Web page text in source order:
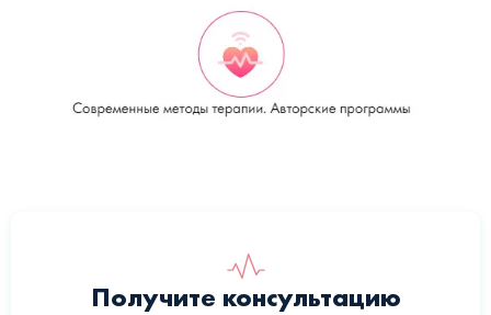
Получите консультацию